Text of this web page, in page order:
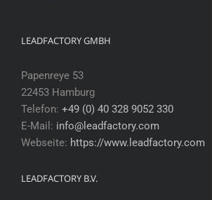
LEADFACTORY GMBH
Papenreye 53
22453 Hamburg
Telefon: +49 (0) 40 328 9052 330
E-Mail: info@leadfactory.com
Webseite: https://www.leadfactory.com
LEADFACTORY B.V.